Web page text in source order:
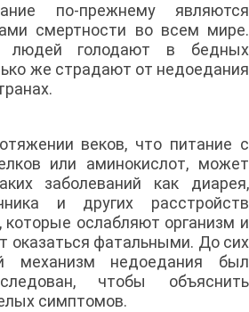
по-прежнему являются
смертности во всем мире.
людей голодают в бедных
же страдают от недоедания
веков, что питание с
или аминокислот, может
заболеваний как диарея,
и других расстройств
ослабляют организм и
оказаться фатальными. До сих
механизм недоедания был
чтобы объяснить
симптомов.